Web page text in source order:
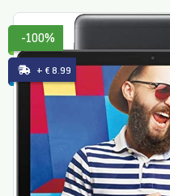
-100%
+ € 8.99